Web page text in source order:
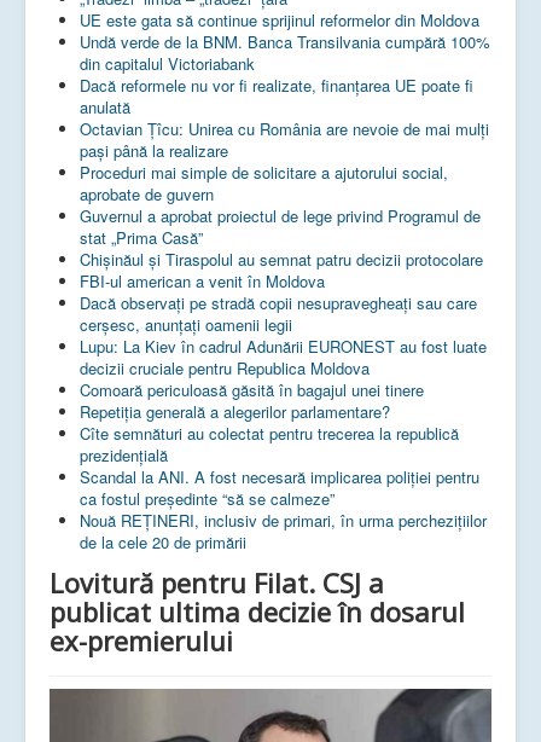
UE este gata să continue sprijinul reformelor din Moldova
Undă verde de la BNM. Banca Transilvania cumpără 100%
din capitalul Victoriabank
Dacă reformele nu vor fi realizate, finanţarea UE poate fi
anulată
Octavian Țîcu: Unirea cu România are nevoie de mai mulți
pași până la realizare
Proceduri mai simple de solicitare a ajutorului social,
aprobate de guvern
Guvernul a aprobat proiectul de lege privind Programul de
stat „Prima Casă”
Chișinăul și Tiraspolul au semnat patru decizii protocolare
FBI-ul american a venit în Moldova
Dacă observați pe stradă copii nesupravegheați sau care
cerșesc, anunțați oamenii legii
Lupu: La Kiev în cadrul Adunării EURONEST au fost luate
decizii cruciale pentru Republica Moldova
Comoară periculoasă găsită în bagajul unei tinere
Repetiția generală a alegerilor parlamentare?
Cîte semnături au colectat pentru trecerea la republică
prezidențială
Scandal la ANI. A fost necesară implicarea poliției pentru
ca fostul președinte “să se calmeze”
Nouă REȚINERI, inclusiv de primari, în urma perchezițiilor
de la cele 20 de primării
Lovitură pentru Filat. CSJ a
publicat ultima decizie în dosarul
ex-premierului